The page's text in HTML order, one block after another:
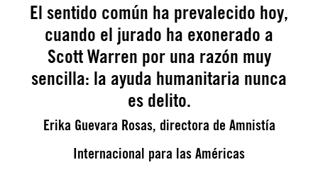
El sentido común ha prevalecido hoy,
cuando el jurado ha exonerado a
Scott Warren por una razón muy
sencilla: la ayuda humanitaria nunca
es delito.
Erika Guevara Rosas, directora de Amnistía
Internacional para las Américas